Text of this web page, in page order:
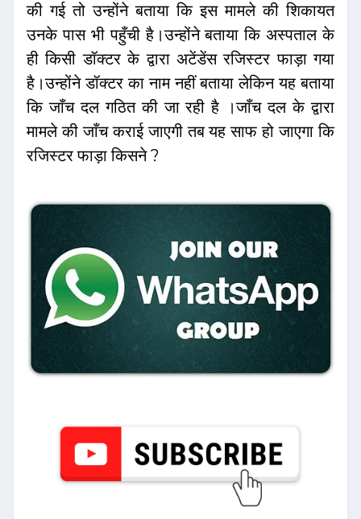
की गई तो उन्होंने बताया कि इस मामले की शिकायत
उनके पास भी पहुँची है।उन्होंने बताया कि अस्पताल के
ही किसी डॉक्टर के द्वारा अटेंडेंस रजिस्टर फाड़ा गया
है।उन्होंने डॉक्टर का नाम नहीं बताया लेकिन यह बताया
कि जाँच दल गठित की जा रही है ।जाँच दल के द्वारा
मामले की जाँच कराई जाएगी तब यह साफ हो जाएगा कि
रजिस्टर फाड़ा किसने ?